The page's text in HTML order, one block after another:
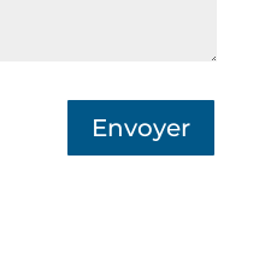
Envoyer